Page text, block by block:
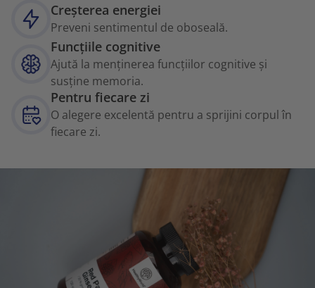
Creșterea energiei
Preveni sentimentul de oboseală.
Funcțiile cognitive
Ajută la menținerea funcțiilor cognitive și
susține memoria.
Pentru fiecare zi
O alegere excelentă pentru a sprijini corpul în
fiecare zi.